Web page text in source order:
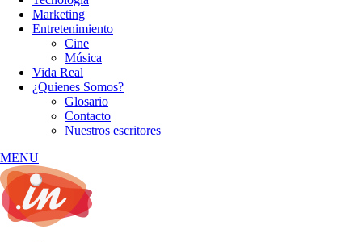
Marketing
Entretenimiento
Cine
Música
Vida Real
¿Quienes Somos?
Glosario
Contacto
Nuestros escritores
MENU